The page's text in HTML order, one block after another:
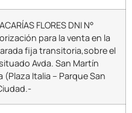
FLORES DNI N°
para la venta en la
fija transitoria,sobre el
Avda. San Martín
Italia – Parque San